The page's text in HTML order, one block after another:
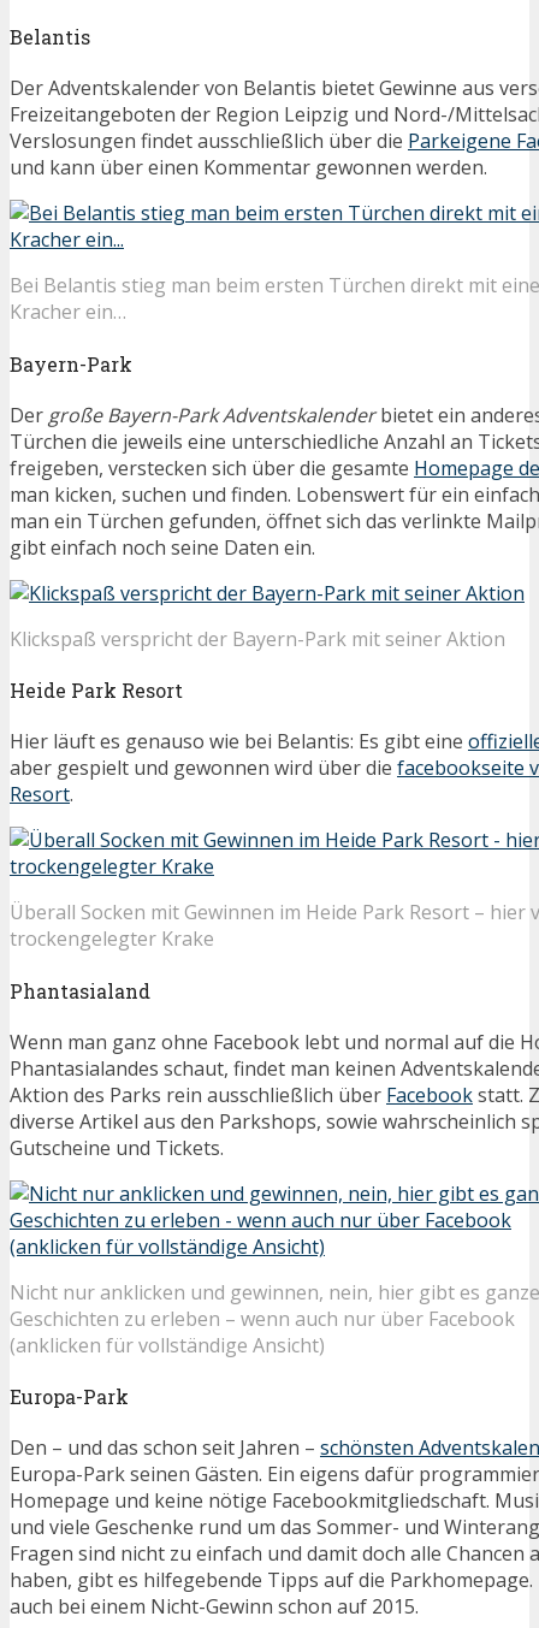
Belantis
Der Adventskalender von Belantis bietet Gewinne aus
Freizeitangeboten der Region Leipzig und Nord-/
Verslosungen findet ausschließlich über die Parkeigene
und kann über einen Kommentar gewonnen werden.
Bei Belantis stieg man beim ersten Türchen direkt mit
Kracher ein…
Bayern-Park
Der große Bayern-Park Adventskalenderbietet ein
Türchen die jeweils eine unterschiedliche Anzahl an
freigeben, verstecken sich über die gesamte Homepage
man kicken, suchen und finden. Lobenswert für ein
man ein Türchen gefunden, öffnet sich das verlinkte
gibt einfach noch seine Daten ein.
Klickspaß verspricht der Bayern-Park mit seiner Aktion
Heide Park Resort
Hier läuft es genauso wie bei Belantis: Es gibt eine
aber gespielt und gewonnen wird über die facebookseite
Resort.
Überall Socken mit Gewinnen im Heide Park Resort – hier
trockengelegter Krake
Phantasialand
Wenn man ganz ohne Facebook lebt und normal auf die
Phantasialandes schaut, findet man keinen
Aktion des Parks rein ausschließlich über Facebookstatt.
diverse Artikel aus den Parkshops, sowie wahrscheinlich
Gutscheine und Tickets.
Nicht nur anklicken und gewinnen, nein, hier gibt es ganze
Geschichten zu erleben – wenn auch nur über Facebook
(anklicken für vollständige Ansicht)
Europa-Park
Den – und das schon seit Jahren – schönsten
Europa-Park seinen Gästen. Ein eigens dafür
Homepage und keine nötige Facebookmitgliedschaft.
und viele Geschenke rund um das Sommer- und
Fragen sind nicht zu einfach und damit doch alle Chancen
haben, gibt es hilfegebende Tipps auf die
auch bei einem Nicht-Gewinn schon auf 2015.